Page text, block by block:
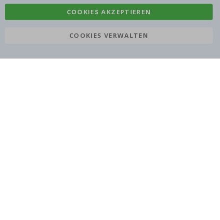
COOKIES AKZEPTIEREN
COOKIES VERWALTEN